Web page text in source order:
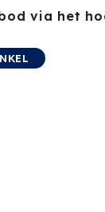
via het